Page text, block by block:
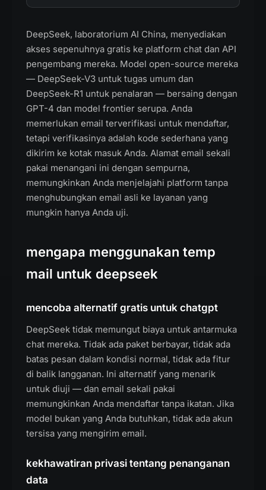
DeepSeek, laboratorium AI China, menyediakan
akses sepenuhnya gratis ke platform chat dan API
pengembang mereka. Model open-source mereka
— DeepSeek-V3 untuk tugas umum dan
DeepSeek-R1 untuk penalaran — bersaing dengan
GPT-4 dan model frontier serupa. Anda
memerlukan email terverifikasi untuk mendaftar,
tetapi verifikasinya adalah kode sederhana yang
dikirim ke kotak masuk Anda. Alamat email sekali
pakai menangani ini dengan sempurna,
memungkinkan Anda menjelajahi platform tanpa
menghubungkan email asli ke layanan yang
mungkin hanya Anda uji.
mengapa menggunakan temp
mail untuk deepseek
mencoba alternatif gratis untuk chatgpt
DeepSeek tidak memungut biaya untuk antarmuka
chat mereka. Tidak ada paket berbayar, tidak ada
batas pesan dalam kondisi normal, tidak ada fitur
di balik langganan. Ini alternatif yang menarik
untuk diuji — dan email sekali pakai
memungkinkan Anda mendaftar tanpa ikatan. Jika
model bukan yang Anda butuhkan, tidak ada akun
tersisa yang mengirim email.
kekhawatiran privasi tentang penanganan
data